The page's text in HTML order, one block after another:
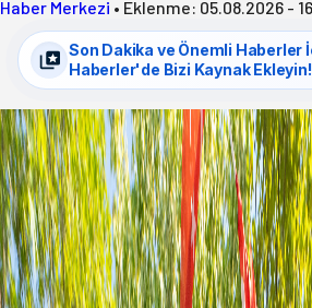
Haber Merkezi • Eklenme: 05.08.2026 -
Son Dakika ve Önemli Haberler
Haberler'de Bizi Kaynak Ekleyin!